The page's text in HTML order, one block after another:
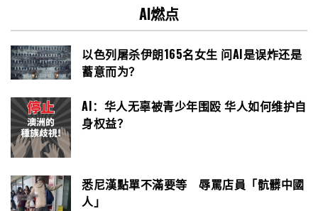
AI燃点
以色列屠杀伊朗165名女生 问AI是误炸还是
蓄意而为？
AI：华人无辜被青少年围殴 华人如何维护自
身权益？
悉尼漢點單不滿要等 辱罵店員「骯髒中國
人」